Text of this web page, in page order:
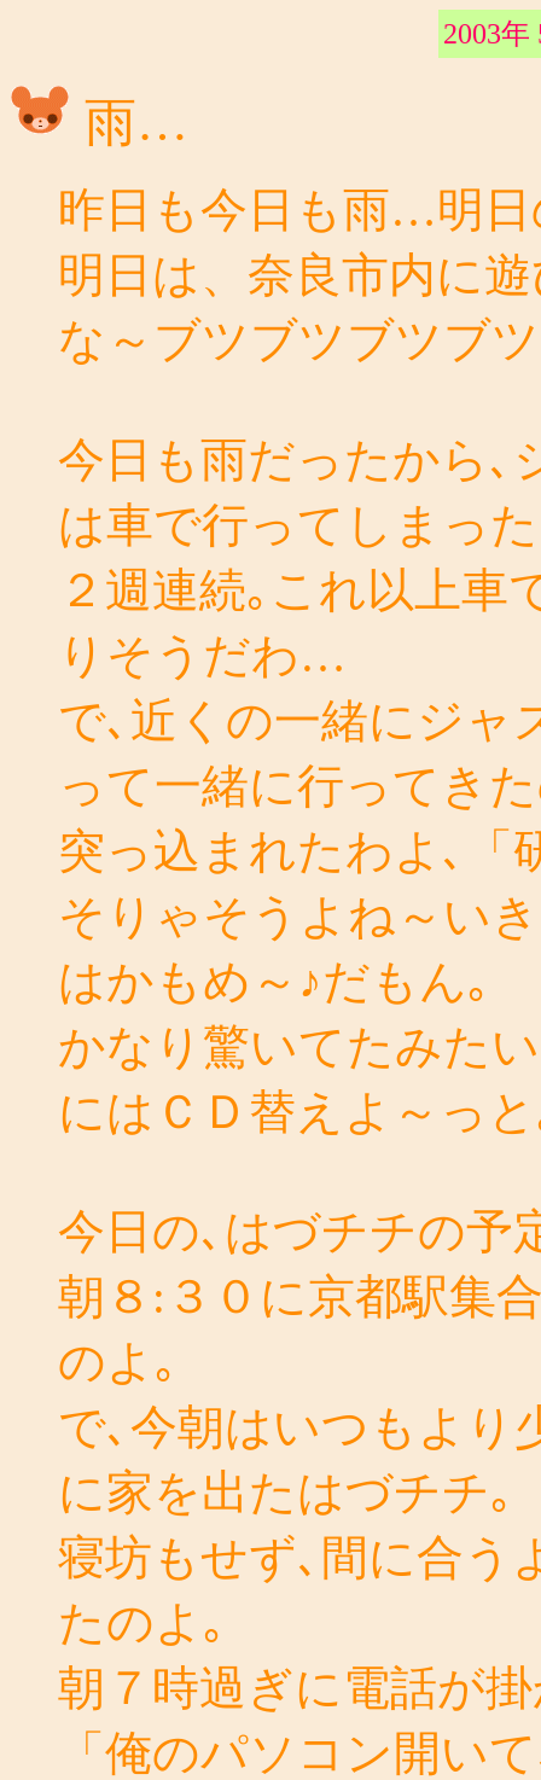
2003年
雨…
昨日も今日も雨…明
明日は、奈良市内に
な～ブツブツブツブツ
今日も雨だったから､
は車で行ってしまっ
２週連続｡これ以上車
りそうだわ…
で､近くの一緒にジャ
って一緒に行ってき
突っ込まれたわよ､
そりゃそうよね～い
はかもめ～♪だもん｡
かなり驚いてたみた
にはＣＤ替えよ～っ
今日の､はづチチの予
朝８:３０に京都駅集
のよ｡
で､今朝はいつもより
に家を出たはづチチ｡
寝坊もせず､間に合
たのよ｡
朝７時過ぎに電話が
「俺のパソコン開い